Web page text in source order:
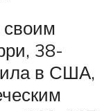
38-
в США,